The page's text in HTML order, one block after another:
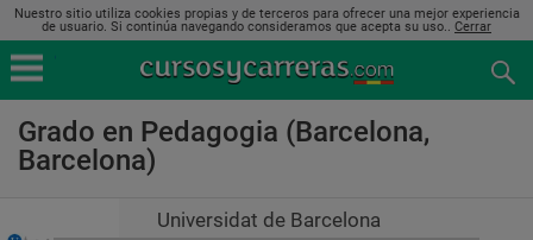
Nuestro sitio utiliza cookies propias y de terceros para ofrecer una mejor experiencia
de usuario. Si continúa navegando consideramos que acepta su uso.. Cerrar
Grado en Pedagogia (Barcelona,
Barcelona)
Universidat de Barcelona